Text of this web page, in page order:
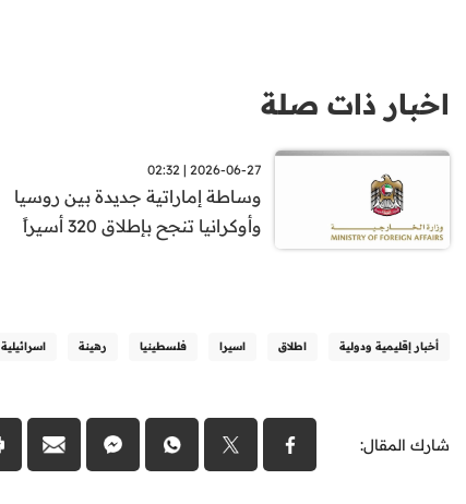
اخبار ذات صلة
2026-06-27 | 02:32
وساطة إماراتية جديدة بين روسيا
وأوكرانيا تنجح بإطلاق 320 أسيراً
أخبار إقليمية ودولية اطلاق اسيرا فلسطينيا رهينة اسرائيلية
شارك المقال: